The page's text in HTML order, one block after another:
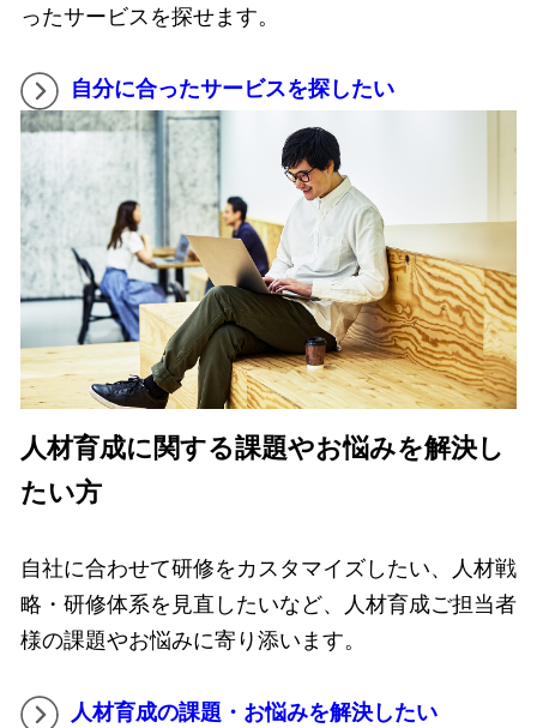
ったサービスを探せます。
自分に合ったサービスを探したい
人材育成に関する課題やお悩みを解決し
たい方
自社に合わせて研修をカスタマイズしたい、人材戦
略・研修体系を見直したいなど、人材育成ご担当者
様の課題やお悩みに寄り添います。
人材育成の課題・お悩みを解決したい